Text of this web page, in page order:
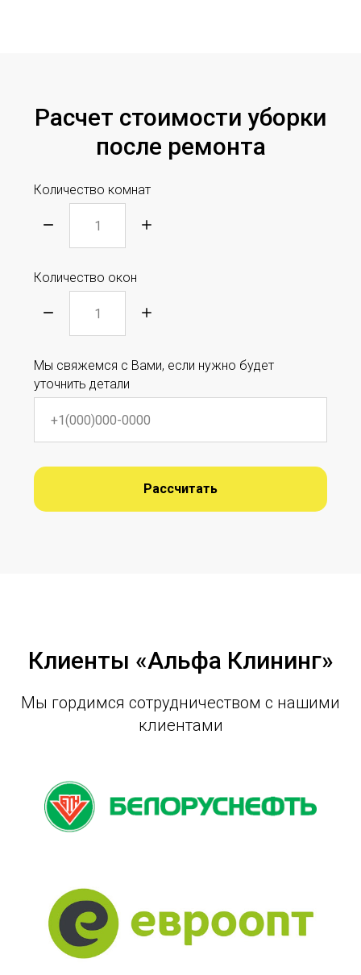
Расчет стоимости уборки
после ремонта
Количество комнат
Количество окон
Мы свяжемся с Вами, если нужно будет
уточнить детали
Рассчитать
Клиенты «Альфа Клининг»
Мы гордимся сотрудничеством с нашими
клиентами